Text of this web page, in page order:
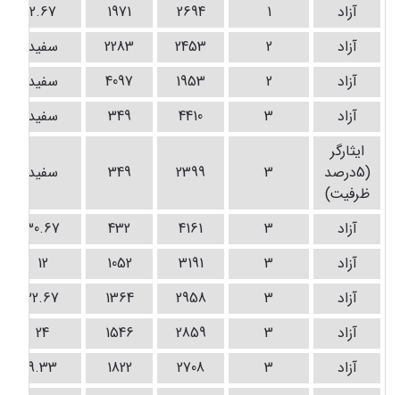
آزاد
1
2694
1971
2.67
آزاد
2
2453
2283
سفید
آزاد
2
1953
4097
سفید
آزاد
3
4410
349
سفید
ايثارگر
(5درصد
ظرفيت)
3
2399
349 سفید
آزاد 3
4161
432
30.67
آزاد
3
3191
1052
12
آزاد
3
2958
1364
22.67
آزاد
3
2859
1546
24
آزاد
3
2708
1822
9.33